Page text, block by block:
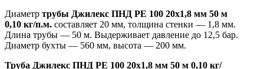
Диаметр трубы Джилекс ПНД PE 100 20х1,8 мм 50 м
0,10 кг/п.м. составляет 20 мм, толщина стенки — 1,8 мм.
Длина трубы — 50 м. Выдерживает давление до 12,5 бар.
Диаметр бухты — 560 мм, высота — 200 мм.
Труба Джилекс ПНД PE 100 20х1,8 мм 50 м 0,10 кг/